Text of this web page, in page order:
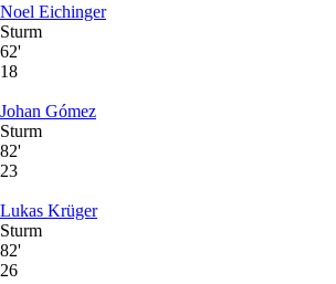
Noel Eichinger
Sturm
62'
18
Johan Gómez
Sturm
82'
23
Lukas Krüger
Sturm
82'
26